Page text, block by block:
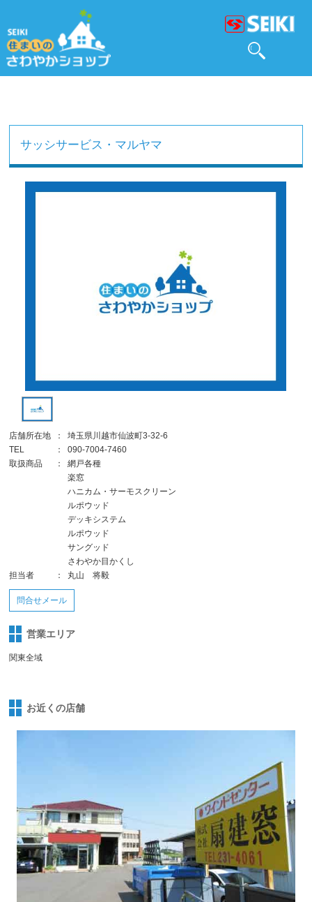
サッシサービス・マルヤマ
店舗所在地 ：
埼玉県川越市仙波町3-32-6
TEL
：
090-7004-7460
取扱商品
：
網戸各種
楽窓
ハニカム・サーモスクリーン
ルポウッド
デッキシステム
ルポウッド
サングッド
さわやか目かくし
担当者
： 丸山 将毅
問合せメール
営業エリア
関東全域
お近くの店舗